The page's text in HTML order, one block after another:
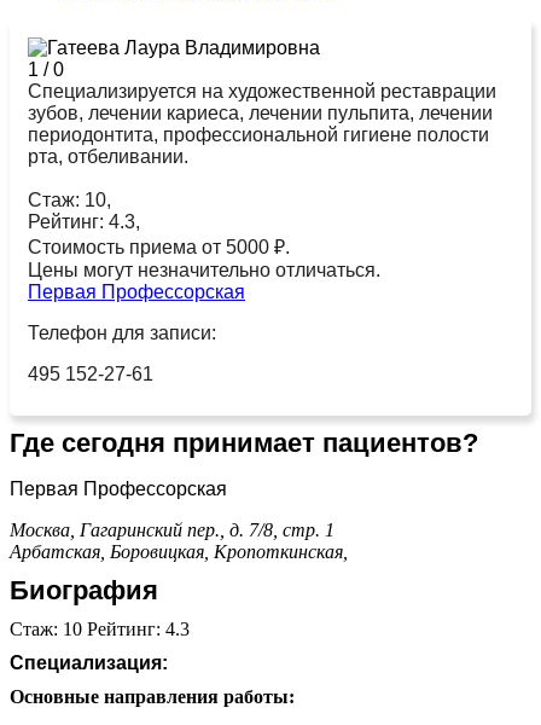
1 /0
Специализируется на художественной реставрации
зубов, лечении кариеса, лечении пульпита, лечении
периодонтита, профессиональной гигиене полости
рта, отбеливании.
Стаж: 10,
Рейтинг: 4.3,
Стоимость приема от 5000 ₽.
Цены могут незначительно отличаться.
Первая Профессорская
Телефон для записи:
495 152-27-61
Где сегодня принимает пациентов?
Первая Профессорская
Москва, Гагаринский пер., д. 7/8, стр. 1
Арбатская, Боровицкая, Кропоткинская,
Биография
Стаж: 10 Рейтинг: 4.3
Специализация:
Основные направления работы: